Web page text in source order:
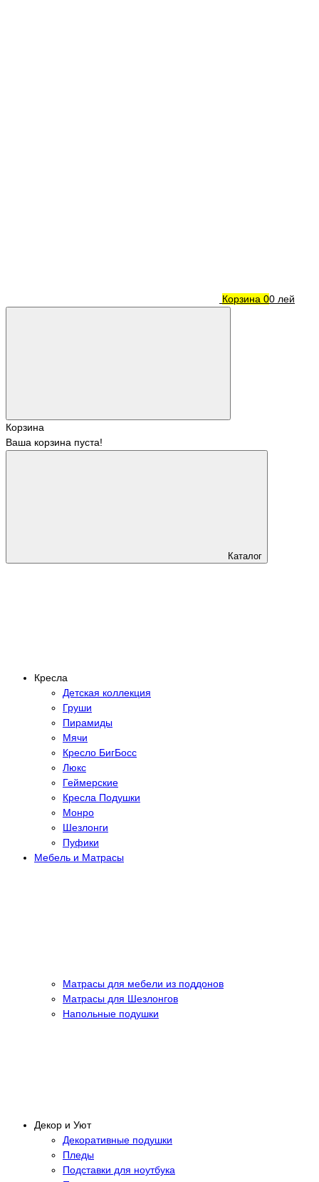
Корзина 00 лей
Корзина
Ваша корзина пуста!
Каталог
Кресла
Детская коллекция
Груши
Пирамиды
Мячи
Кресло БигБосс
Люкс
Геймерские
Кресла Подушки
Монро
Шезлонги
Пуфики
Мебель и Матрасы
Матрасы для мебели из поддонов
Матрасы для Шезлонгов
Напольные подушки
Декор и Уют
Декоративные подушки
Пледы
Подставки для ноутбука